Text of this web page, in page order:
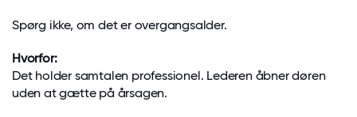
Spørg ikke, om det er overgangsalder.
Hvorfor:
Det holder samtalen professionel. Lederen åbner døren
uden at gætte på årsagen.